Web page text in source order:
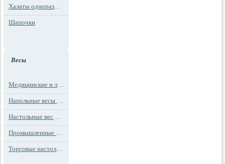
Халаты одноразовые
Шапочки
Весы
Медицинские и лабораторные весы
Напольные весы MAX до 1000 кг (до 1 т)
Настольные весы для фасовки MAX до 30 кг
Промышленные весы (до 100 тонн)
Торговые настольные весы MAX до 30 кг